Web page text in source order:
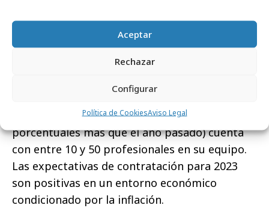
Aceptar
Rechazar
Configurar
Política de CookiesAviso Legal
18,8% de Latam o el 22,4% de Europa.
La madurez del ecosistema se mide también
por la capacidad degeneración de
oportunidades laborales
proyectos españoles tiene entre 2 y 10
empleados, mientras que un 26% (9 puntos
porcentuales más que el año pasado) cuenta
con entre 10 y 50 profesionales en su equipo.
Las expectativas de contratación para 2023
son positivas en un entorno económico
condicionado por la inflación.